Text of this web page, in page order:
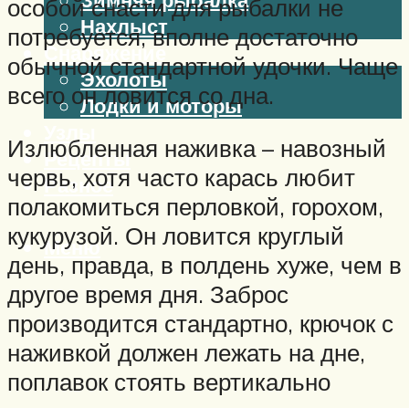
Нахлыст
Снаряжение
Эхолоты
Лодки и моторы
Рецепты
Разное
Меню
особой снасти для рыбалки не
потребуется, вполне достаточно
обычной стандартной удочки. Чаще
всего он ловится со дна.
Излюбленная наживка – навозный
червь, хотя часто карась любит
полакомиться перловкой, горохом,
кукурузой. Он ловится круглый
день, правда, в полдень хуже, чем в
другое время дня. Заброс
производится стандартно, крючок с
наживкой должен лежать на дне,
поплавок стоять вертикально